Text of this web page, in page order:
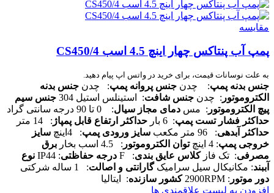
مقایسه
پمپ آب پنتاکس چهار اینچ 4.5 اسب CS450/4
به علت نوسانات قیمت، برای خرید در واتس اپ پیام دهید.
جنس بدنه پمپ: چدن جنس پروانه پمپ: چدن جنس بدنه
الکتروموتور : چدن جنس شافت: استینلس استیل 304
جنس سیم
پیچ الکتروموتور : مس دمای مجاز سیال: 0 تا 90 درجه سانتی گراد
حداکثر فشار تست پمپ: 6 بار حداکثر ارتفاع قابل پمپاژ : 14 متر
حداکثر آبدهی: 96 متر مکعب سایز ورودی پمپ: 4اینچ
سایز
خروجی پمپ: 4 اینچ توان الکتروموتور : 4.5 اسب بخار
برق
مصرفی: تک فازکلاس عایق بندی: F درجه حفاظتی: IP44
نوع
آببند: مکانیکال سیل سرامیکگارانتی و اصالت: 1 ساله شرکتی
دور موتور : 2900RPM کشور سازنده: ایتالیا
افزودن به لیست علاقمندی ها